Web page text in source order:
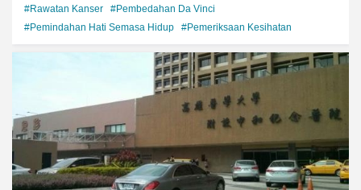
#Rawatan Kanser
#Pembedahan Da Vinci
#Pemindahan Hati Semasa Hidup
#Pemeriksaan Kesihatan